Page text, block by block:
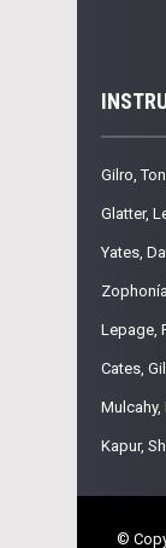
Gilro,
Glatter,
Yates,
Lepage,
Cates,
Mulcahy,
Kapur,
©